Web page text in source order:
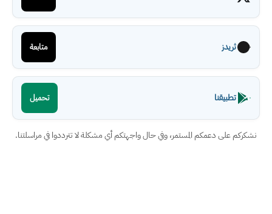
ثريدز متابعة
تطبيقنا تحميل
نشكركم على دعمكم المستمر، وفي حال واجهتكم أي مشكلة لا تترددوا في مراسلتنا.